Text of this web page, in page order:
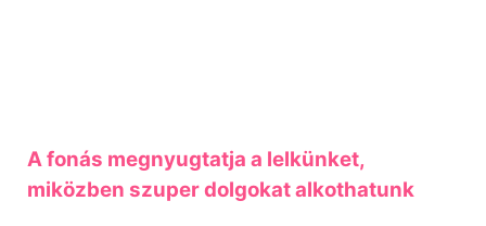
A fonás megnyugtatja a lelkünket,
miközben szuper dolgokat alkothatunk